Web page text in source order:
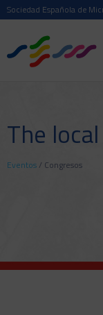
Sociedad Española de
The
Eventos / Congresos